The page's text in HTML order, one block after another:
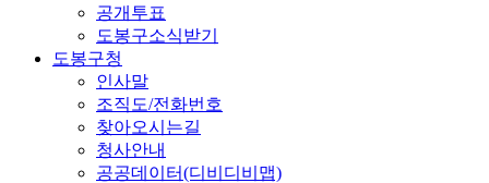
공개투표
도봉구소식받기
도봉구청
인사말
조직도/전화번호
찾아오시는길
청사안내
공공데이터(디비디비맵)